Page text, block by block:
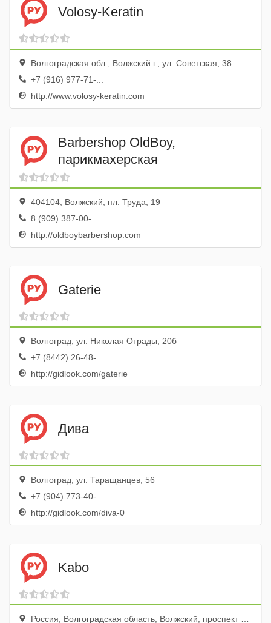
Volosy-Keratin
Волгоградская обл., Волжский г., ул. Советская, 38
+7 (916) 977-71-...
http://www.volosy-keratin.com
Barbershop OldBoy,
парикмахерская
404104, Волжский, пл. Труда, 19
8 (909) 387-00-...
http://oldboybarbershop.com
Gaterie
Волгоград, ул. Николая Отрады, 20б
+7 (8442) 26-48-...
http://gidlook.com/gaterie
Дива
Волгоград, ул. Таращанцев, 56
+7 (904) 773-40-...
http://gidlook.com/diva-0
Kabo
Россия, Волгоградская область, Волжский, проспект Ленина, 203